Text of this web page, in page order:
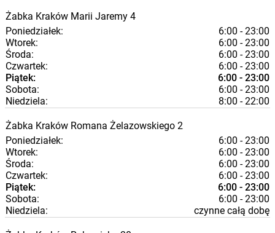
Żabka Kraków Marii Jaremy 4
Poniedziałek:
6:00 - 23:00
Wtorek:
6:00 - 23:00
Środa:
6:00 - 23:00
Czwartek:
6:00 - 23:00
Piątek:
6:00 - 23:00
Sobota:
6:00 - 23:00
Niedziela:
8:00 - 22:00
Żabka Kraków Romana Żelazowskiego 2
Poniedziałek:
6:00 - 23:00
Wtorek:
6:00 - 23:00
Środa:
6:00 - 23:00
Czwartek:
6:00 - 23:00
Piątek:
6:00 - 23:00
Sobota:
6:00 - 23:00
Niedziela:
czynne całą dobę